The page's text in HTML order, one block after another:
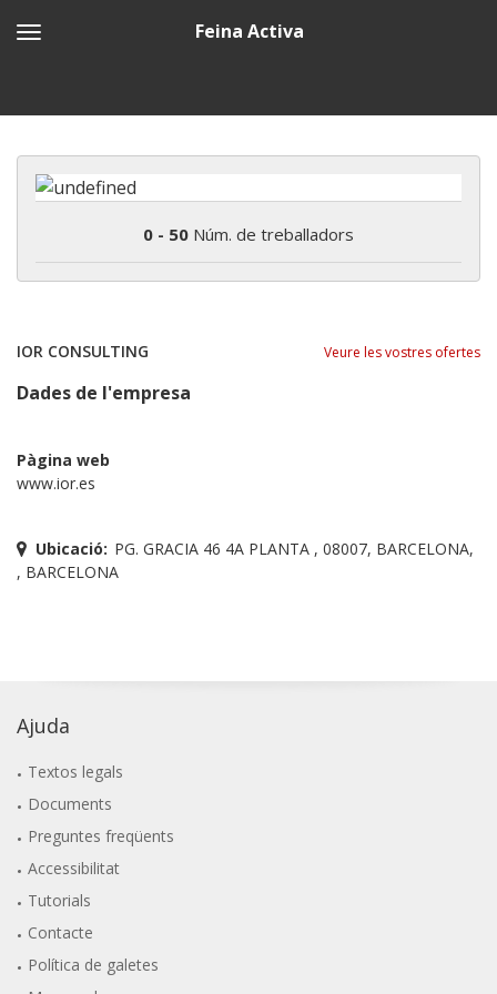
Feina Activa
0 - 50 Núm. de treballadors
IOR CONSULTING Veure les vostres ofertes
Dades de l'empresa
Pàgina web
www.ior.es
Ubicació: PG. GRACIA 46 4A PLANTA , 08007, BARCELONA,
, BARCELONA
Ajuda
Textos legals
Documents
Preguntes freqüents
Accessibilitat
Tutorials
Contacte
Política de galetes